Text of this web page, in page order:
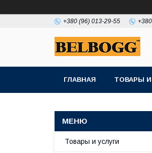
+380 (96) 013-29-55
ГЛАВНАЯ ТОВАРЫ И
Товары и услуги